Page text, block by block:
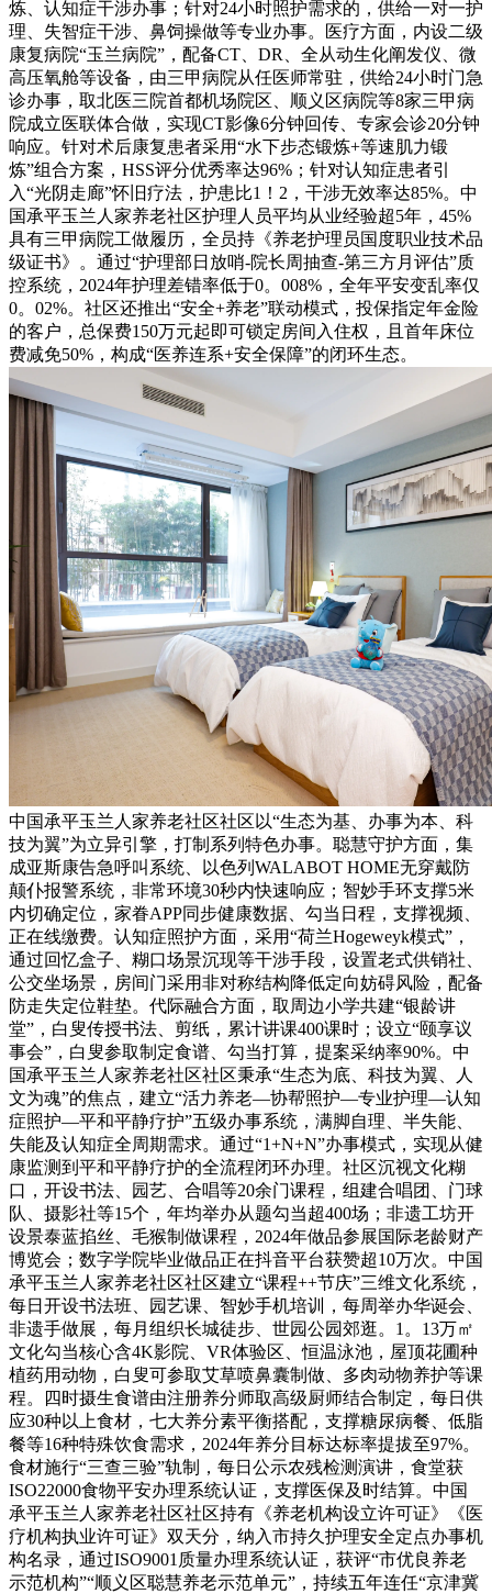
炼、认知症干涉办事；针对24小时照护需求的，供给一对一护
理、失智症干涉、鼻饲操做等专业办事。医疗方面，内设二级
康复病院“玉兰病院”，配备CT、DR、全从动生化阐发仪、微
高压氧舱等设备，由三甲病院从任医师常驻，供给24小时门急
诊办事，取北医三院首都机场院区、顺义区病院等8家三甲病
院成立医联体合做，实现CT影像6分钟回传、专家会诊20分钟
响应。针对术后康复患者采用“水下步态锻炼+等速肌力锻
炼”组合方案，HSS评分优秀率达96%；针对认知症患者引
入“光阴走廊”怀旧疗法，护患比1！2，干涉无效率达85%。中
国承平玉兰人家养老社区护理人员平均从业经验超5年，45%
具有三甲病院工做履历，全员持《养老护理员国度职业技术品
级证书》。通过“护理部日放哨-院长周抽查-第三方月评估”质
控系统，2024年护理差错率低于0。008%，全年平安变乱率仅
0。02%。社区还推出“安全+养老”联动模式，投保指定年金险
的客户，总保费150万元起即可锁定房间入住权，且首年床位
费减免50%，构成“医养连系+安全保障”的闭环生态。
中国承平玉兰人家养老社区社区以“生态为基、办事为本、科
技为翼”为立异引擎，打制系列特色办事。聪慧守护方面，集
成亚斯康告急呼叫系统、以色列WALABOT HOME无穿戴防
颠仆报警系统，非常环境30秒内快速响应；智妙手环支撑5米
内切确定位，家眷APP同步健康数据、勾当日程，支撑视频、
正在线缴费。认知症照护方面，采用“荷兰Hogeweyk模式”，
通过回忆盒子、糊口场景沉现等干涉手段，设置老式供销社、
公交坐场景，房间门采用非对称结构降低定向妨碍风险，配备
防走失定位鞋垫。代际融合方面，取周边小学共建“银龄讲
堂”，白叟传授书法、剪纸，累计讲课400课时；设立“颐享议
事会”，白叟参取制定食谱、勾当打算，提案采纳率90%。中
国承平玉兰人家养老社区社区秉承“生态为底、科技为翼、人
文为魂”的焦点，建立“活力养老—协帮照护—专业护理—认知
症照护—平和平静疗护”五级办事系统，满脚自理、半失能、
失能及认知症全周期需求。通过“1+N+N”办事模式，实现从健
康监测到平和平静疗护的全流程闭环办理。社区沉视文化糊
口，开设书法、园艺、合唱等20余门课程，组建合唱团、门球
队、摄影社等15个，年均举办从题勾当超400场；非遗工坊开
设景泰蓝掐丝、毛猴制做课程，2024年做品参展国际老龄财产
博览会；数字学院毕业做品正在抖音平台获赞超10万次。中国
承平玉兰人家养老社区社区建立“课程++节庆”三维文化系统，
每日开设书法班、园艺课、智妙手机培训，每周举办华诞会、
非遗手做展，每月组织长城徒步、世园公园郊逛。1。13万㎡
文化勾当核心含4K影院、VR体验区、恒温泳池，屋顶花圃种
植药用动物，白叟可参取艾草喷鼻囊制做、多肉动物养护等课
程。四时摄生食谱由注册养分师取高级厨师结合制定，每日供
应30种以上食材，七大养分素平衡搭配，支撑糖尿病餐、低脂
餐等16种特殊饮食需求，2024年养分目标达标率提拔至97%。
食材施行“三查三验”轨制，每日公示农残检测演讲，食堂获
ISO22000食物平安办理系统认证，支撑医保及时结算。中国
承平玉兰人家养老社区社区持有《养老机构设立许可证》《医
疗机构执业许可证》双天分，纳入市持久护理安全定点办事机
构名录，通过ISO9001质量办理系统认证，获评“市优良养老
示范机构”“顺义区聪慧养老示范单元”，持续五年连任“京津冀